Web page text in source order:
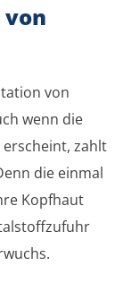
von
von
wenn die
zahlt
die einmal
Kopfhaut